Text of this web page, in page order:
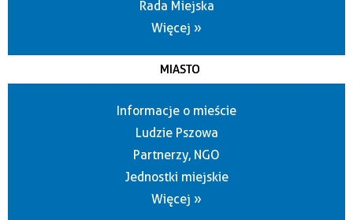
Rada Miejska
Więcej »
MIASTO
Informacje o mieście
Ludzie Pszowa
Partnerzy, NGO
Jednostki miejskie
Więcej »